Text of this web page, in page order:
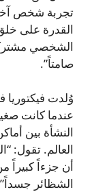
تجربة شخص آخر
القدرة على
الشخصي
صامتاً”.
وُلدت فيكتوريا
عندما كانت
النشأة بين
العالم. تقول:
أن جزءاً كبيراً